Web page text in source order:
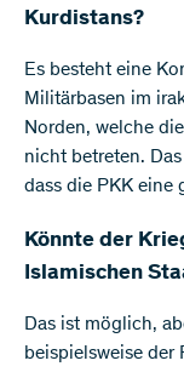
Kurdistans?
Es besteht eine
Militärbasen im
Norden, welche
nicht betreten.
dass die PKK eine
Könnte der
Islamischen
Das ist möglich,
beispielsweise der